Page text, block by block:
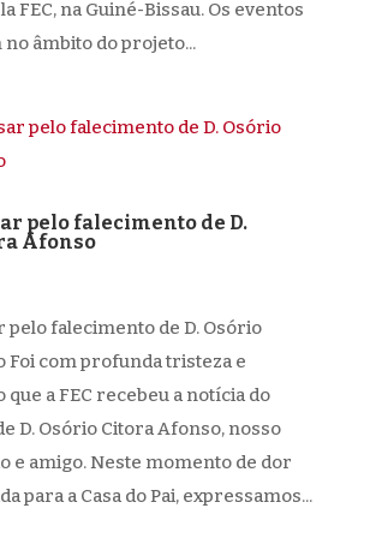
FEC, na Guiné-Bissau. Os eventos
âmbito do projeto...
pelo falecimento de D.
Afonso
pelo falecimento de D. Osório
Foi com profunda tristeza e
a FEC recebeu a notícia do
D. Osório Citora Afonso, nosso
e amigo. Neste momento de dor
para a Casa do Pai, expressamos...